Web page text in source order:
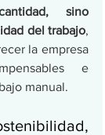
sino
del trabajo,
la empresa
e
manual.